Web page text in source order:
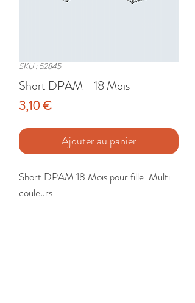
SKU : 52845
Short DPAM - 18 Mois
3,10 €Prix
Ajouter au panier
Short DPAM 18 Mois pour fille. Multi
couleurs.